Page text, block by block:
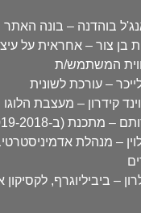
בוהדנה – בונה האתר
בן צור – אחראית על
המשתמש/ת
– עורכת לשונית
קידרון – מעצבת הלוגו
– מתכנת (ב-2019-2018)
לוין – מנהלת
– ביביליוגרף, לקסיקון